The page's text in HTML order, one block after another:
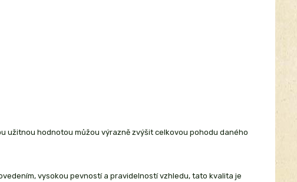
užitnou hodnotou můžou výrazně zvýšit celkovou pohodu daného
vysokou pevností a pravidelností vzhledu, tato kvalita je